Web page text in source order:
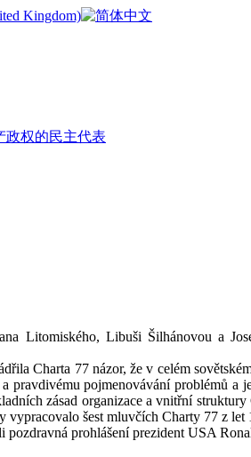
政权的民主代表
Litomiského, Libuši Šilhánovou a
Charta 77 názor, že v celém
pravdivému pojmenovávání problémů
zásad organizace a vnitřní
vypracovalo šest mluvčích Charty 77 z
prohlášení prezident USA